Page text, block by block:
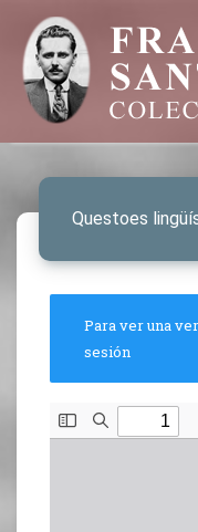
Questoes
Para ver una
sesión